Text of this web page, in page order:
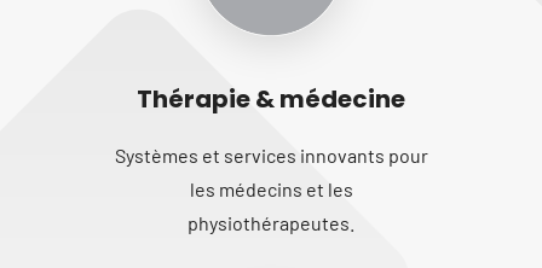
Thérapie & médecine
Systèmes et services innovants pour
les médecins et les
physiothérapeutes.